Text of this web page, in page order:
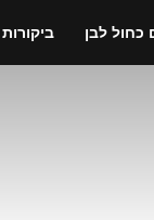
ביקורות לבן